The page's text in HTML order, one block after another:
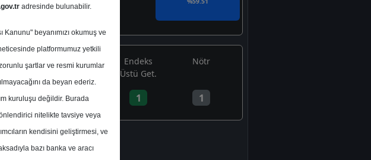
Al
2
Endeks
Üstü Get.
1
Nötr
1
adresinde bulunabilir.
beyanımızı okumuş ve
platformumuz yetkili
şartlar ve resmi kurumlar
da beyan ederiz.
kuruluşu değildir. Burada
nitelikte tavsiye veya
kendisini geliştirmesi, ve
bazı banka ve aracı